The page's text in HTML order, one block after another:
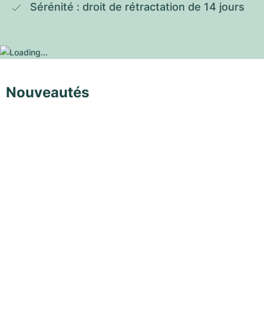
Sérénité : droit de rétractation de 14 jours
Nouveautés